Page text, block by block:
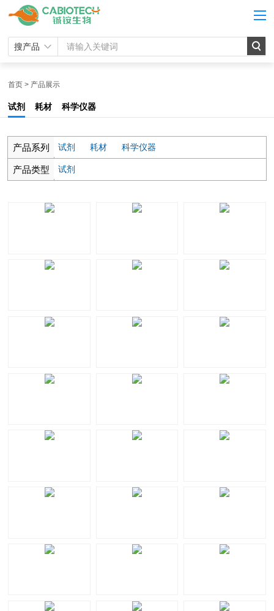
搜产品
首页 > 产品展示
试剂 耗材 科学仪器
产品系列 试剂 耗材 科学仪器
产品类型 试剂